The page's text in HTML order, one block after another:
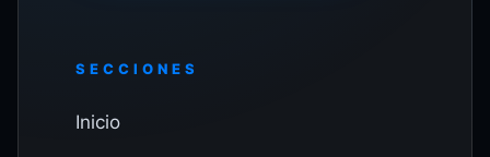
SECCIONES
Inicio